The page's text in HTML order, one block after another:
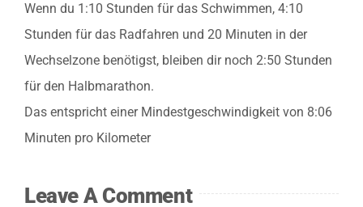
Wenn du 1:10 Stunden für das Schwimmen, 4:10
Stunden für das Radfahren und 20 Minuten in der
Wechselzone benötigst, bleiben dir noch 2:50 Stunden
für den Halbmarathon.
Das entspricht einer Mindestgeschwindigkeit von 8:06
Minuten pro Kilometer
Leave A Comment